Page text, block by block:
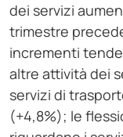
dei servizi
trimestre
incrementi
altre attività dei
servizi di
(+4,8%); le